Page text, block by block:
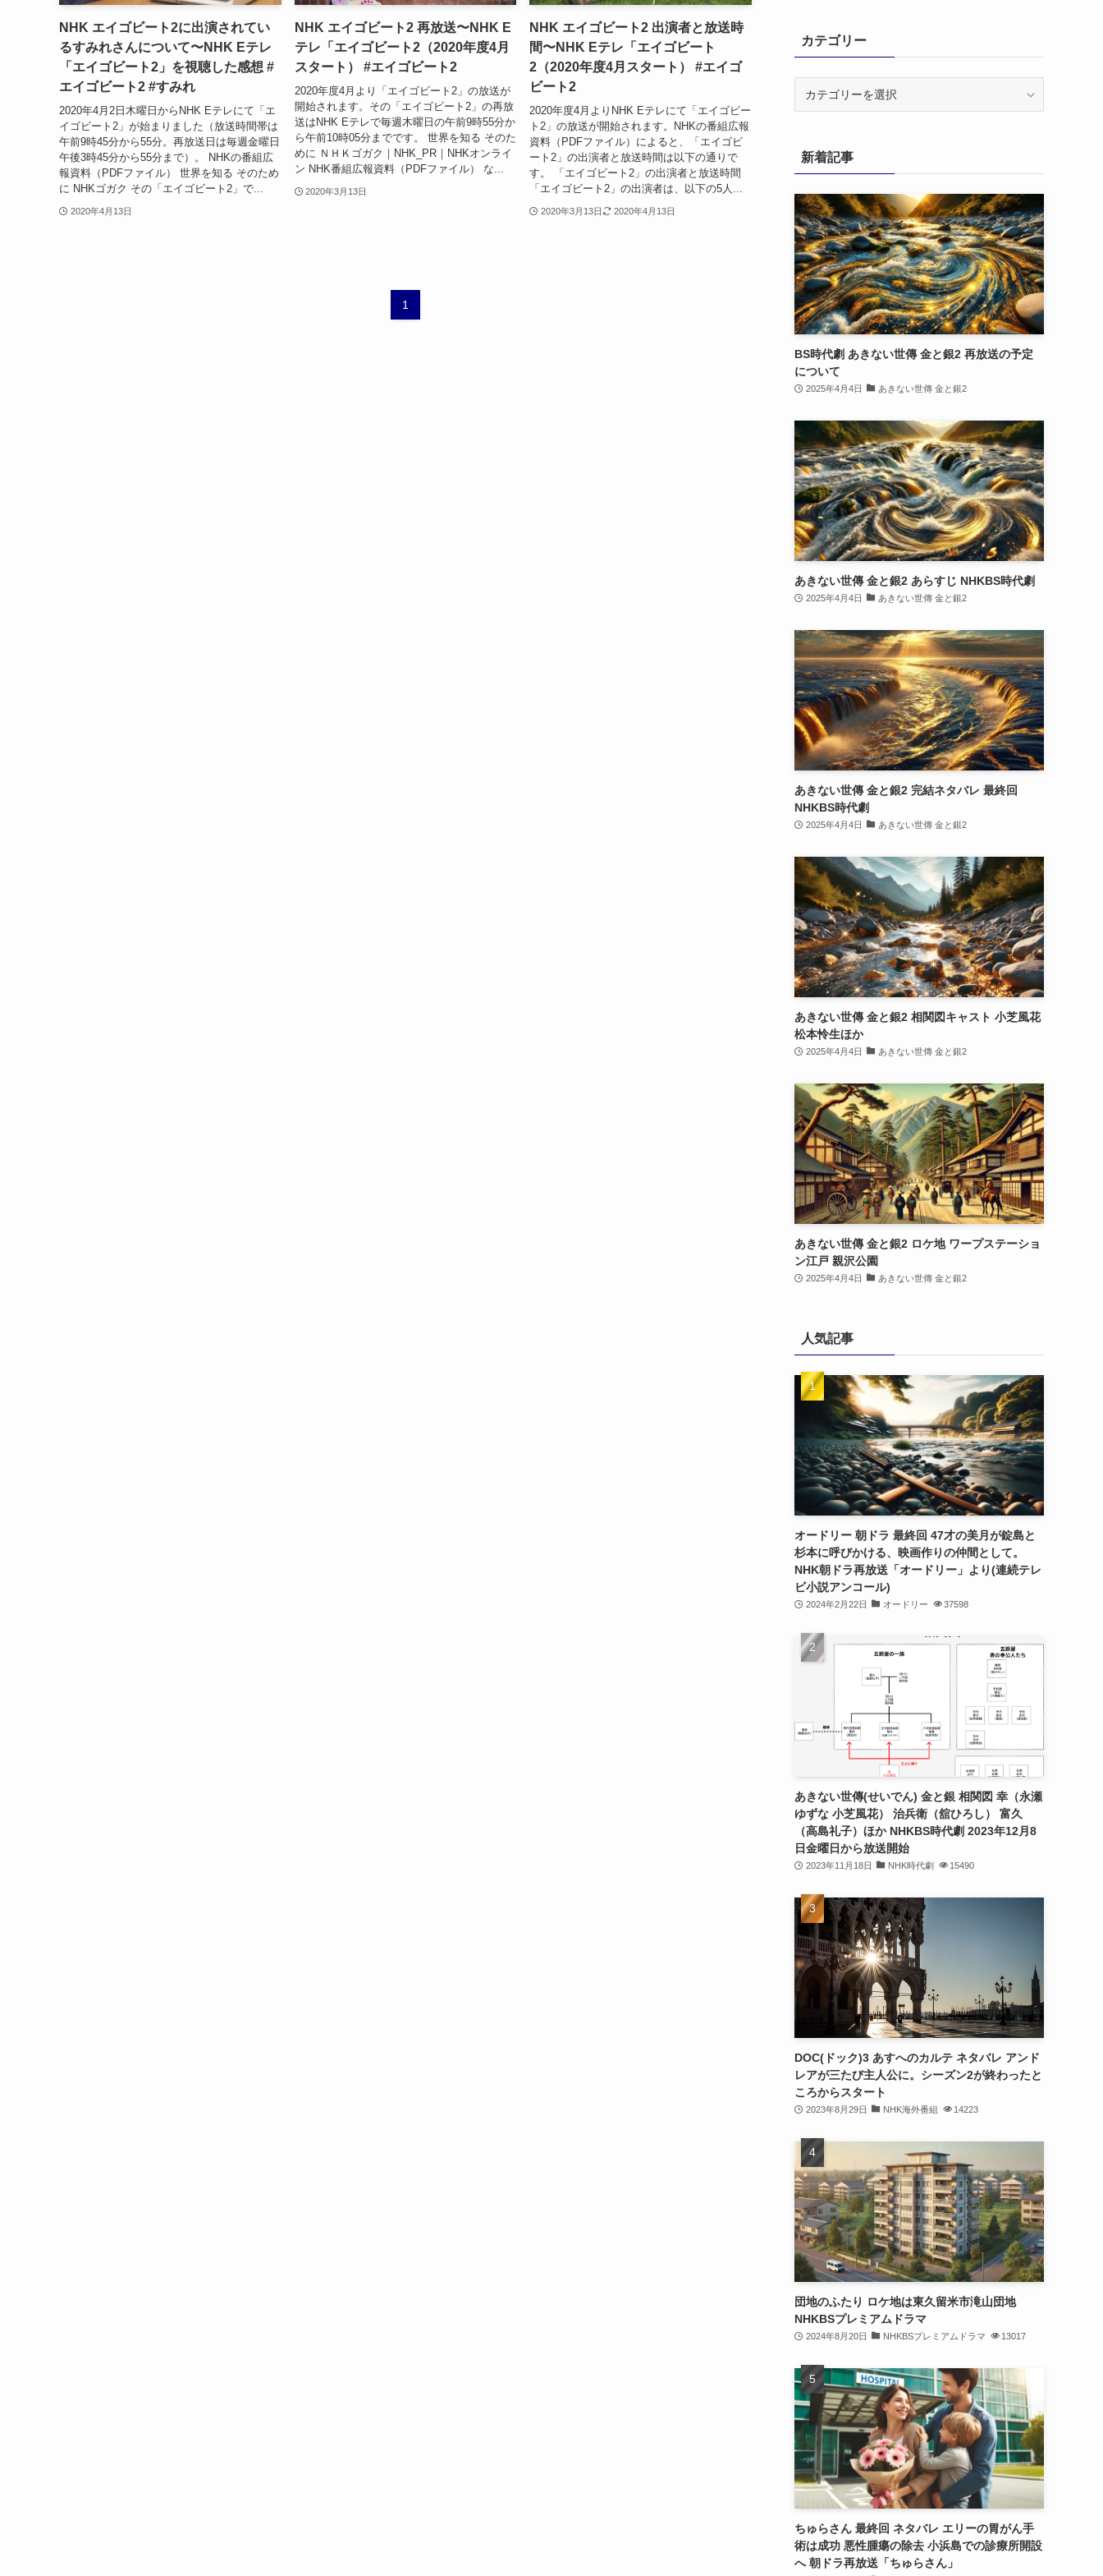
NHK エイゴビート2に出演されてい
るすみれさんについて〜NHK Eテレ
「エイゴビート2」を視聴した感想 #
エイゴビート2 #すみれ
2020年4月2日木曜日からNHK Eテレにて「エ
イゴビート2」が始まりました（放送時間帯は
午前9時45分から55分。再放送日は毎週金曜日
午後3時45分から55分まで）。 NHKの番組広
報資料（PDFファイル） 世界を知る そのため
に NHKゴガク その「エイゴビート2」で...
2020年4月13日
NHK エイゴビート2 再放送〜NHK E
テレ「エイゴビート2（2020年度4月
スタート） #エイゴビート2
2020年度4月より「エイゴビート2」の放送が
開始されます。その「エイゴビート2」の再放
送はNHK Eテレで毎週木曜日の午前9時55分か
ら午前10時05分までです。 世界を知る そのた
めに ＮＨＫゴガク｜NHK_PR｜NHKオンライ
ン NHK番組広報資料（PDFファイル） な...
2020年3月13日
NHK エイゴビート2 出演者と放送時
間〜NHK Eテレ「エイゴビート
2（2020年度4月スタート） #エイゴ
ビート2
2020年度4月よりNHK Eテレにて「エイゴビー
ト2」の放送が開始されます。NHKの番組広報
資料（PDFファイル）によると、「エイゴビ
ート2」の出演者と放送時間は以下の通りで
す。 「エイゴビート2」の出演者と放送時間
「エイゴビート2」の出演者は、以下の5人...
2020年3月13日 2020年4月13日
1
カテゴリー
ー新着記事
BS時代劇 あきない世傳 金と銀2 再放送の予定
について
2025年4月4日 あきない世傳 金と銀2
あきない世傳 金と銀2 あらすじ NHKBS時代劇
2025年4月4日 あきない世傳 金と銀2
あきない世傳 金と銀2 完結ネタバレ 最終回
NHKBS時代劇
2025年4月4日 あきない世傳 金と銀2
あきない世傳 金と銀2 相関図キャスト 小芝風花
松本怜生ほか
2025年4月4日 あきない世傳 金と銀2
あきない世傳 金と銀2 ロケ地 ワープステーショ
ン江戸 親沢公園
2025年4月4日 あきない世傳 金と銀2
人気記事
オードリー 朝ドラ 最終回 47才の美月が錠島と
杉本に呼びかける、映画作りの仲間として。
NHK朝ドラ再放送「オードリー」より(連続テレ
ビ小説アンコール)
2024年2月22日 オードリー 37598
あきない世傳(せいでん) 金と銀 相関図 幸（永瀬
ゆずな 小芝風花） 治兵衛（舘ひろし） 富久
（高島礼子）ほか NHKBS時代劇 2023年12月8
日金曜日から放送開始
2023年11月18日 NHK時代劇 15490
DOC(ドック)3 あすへのカルテ ネタバレ アンド
レアが三たび主人公に。シーズン2が終わったと
ころからスタート
2023年8月29日 NHK海外番組 14223
団地のふたり ロケ地は東久留米市滝山団地
NHKBSプレミアムドラマ
2024年8月20日 NHKBSプレミアムドラマ 13017
ちゅらさん 最終回 ネタバレ エリーの胃がん手
術は成功 悪性腫瘍の除去 小浜島での診療所開設
へ 朝ドラ再放送「ちゅらさん」